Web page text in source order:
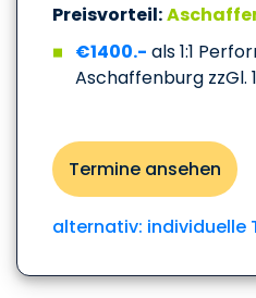
Preisvorteil:
€1400.- als 1:1
Aschaffenburg zzGl.
Termine ansehen
alternativ: individuelle